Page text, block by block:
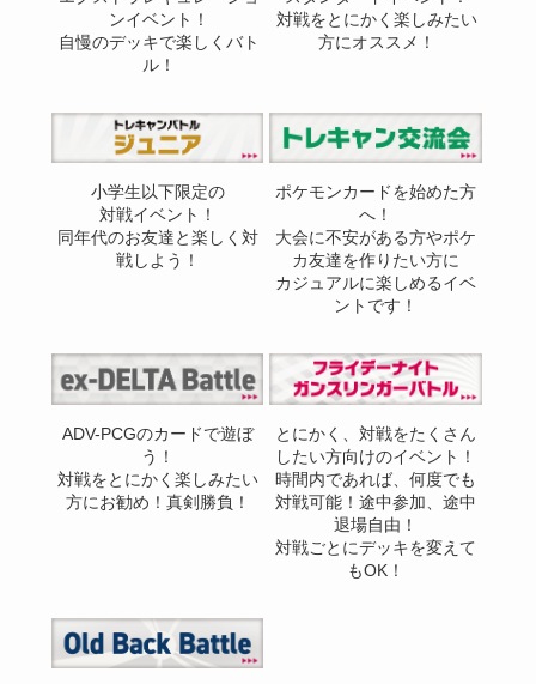
ンイベント！
自慢のデッキで楽しくバト
ル！
対戦をとにかく楽しみたい
方にオススメ！
小学生以下限定の
対戦イベント！
同年代のお友達と楽しく対
戦しよう！
ポケモンカードを始めた方
へ！
大会に不安がある方やポケ
カ友達を作りたい方に
カジュアルに楽しめるイベ
ントです！
ADV-PCGのカードで遊ぼ
う！
対戦をとにかく楽しみたい
方にお勧め！真剣勝負！
とにかく、対戦をたくさん
したい方向けのイベント！
時間内であれば、何度でも
対戦可能！途中参加、途中
退場自由！
対戦ごとにデッキを変えて
もOK！